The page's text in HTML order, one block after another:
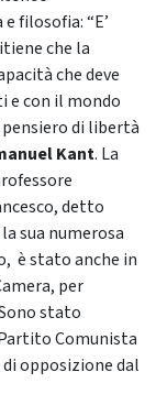
filosofia: “E’
che la
che deve
e con il mondo
di libertà
Kant. La
detto
sua numerosa
è stato anche in
per
stato
Comunista
opposizione dal